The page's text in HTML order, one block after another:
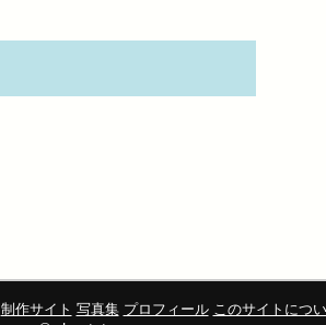
制作サイト 写真集 プロフィール このサイトにつ